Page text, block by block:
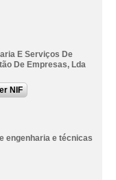
E Serviços De
De Empresas, Lda
NIF
engenharia e técnicas